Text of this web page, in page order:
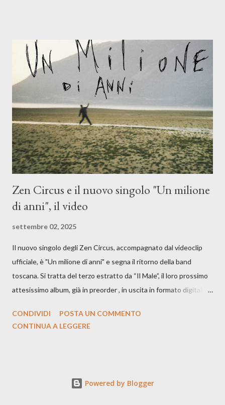
Dicevamo. Ed è da qui che il nostro inizia questo concept
musicale, con " Che ora è" , raccontando la separazione dalla
moglie, del senso di sconfitta e del caldo afoso che opprime,
giusta condizione di sopraffazione: "Non so che ora è, che giorno
è, di questa estate che...". E' raro fare uscire come singolo una
cover, ma...
Zen Circus e il nuovo singolo "Un milione
di anni", il video
settembre 02, 2025
Il nuovo singolo degli Zen Circus, accompagnato dal videoclip
ufficiale, è "Un milione di anni" e segna il ritorno della band
toscana. Si tratta del terzo estratto da “Il Male”, il loro prossimo
attesissimo album, già in preorder , in uscita in formato digitale il
Records. GUARDA IL VIDEO: CREDITI Produced by A71
Alice Pedroletti, Ilaria Magliocchetti Lombi, Maria Radicchi,
CONDIVIDI
POSTA UN COMMENTO
CONTINUA A LEGGERE
Powered by Blogger